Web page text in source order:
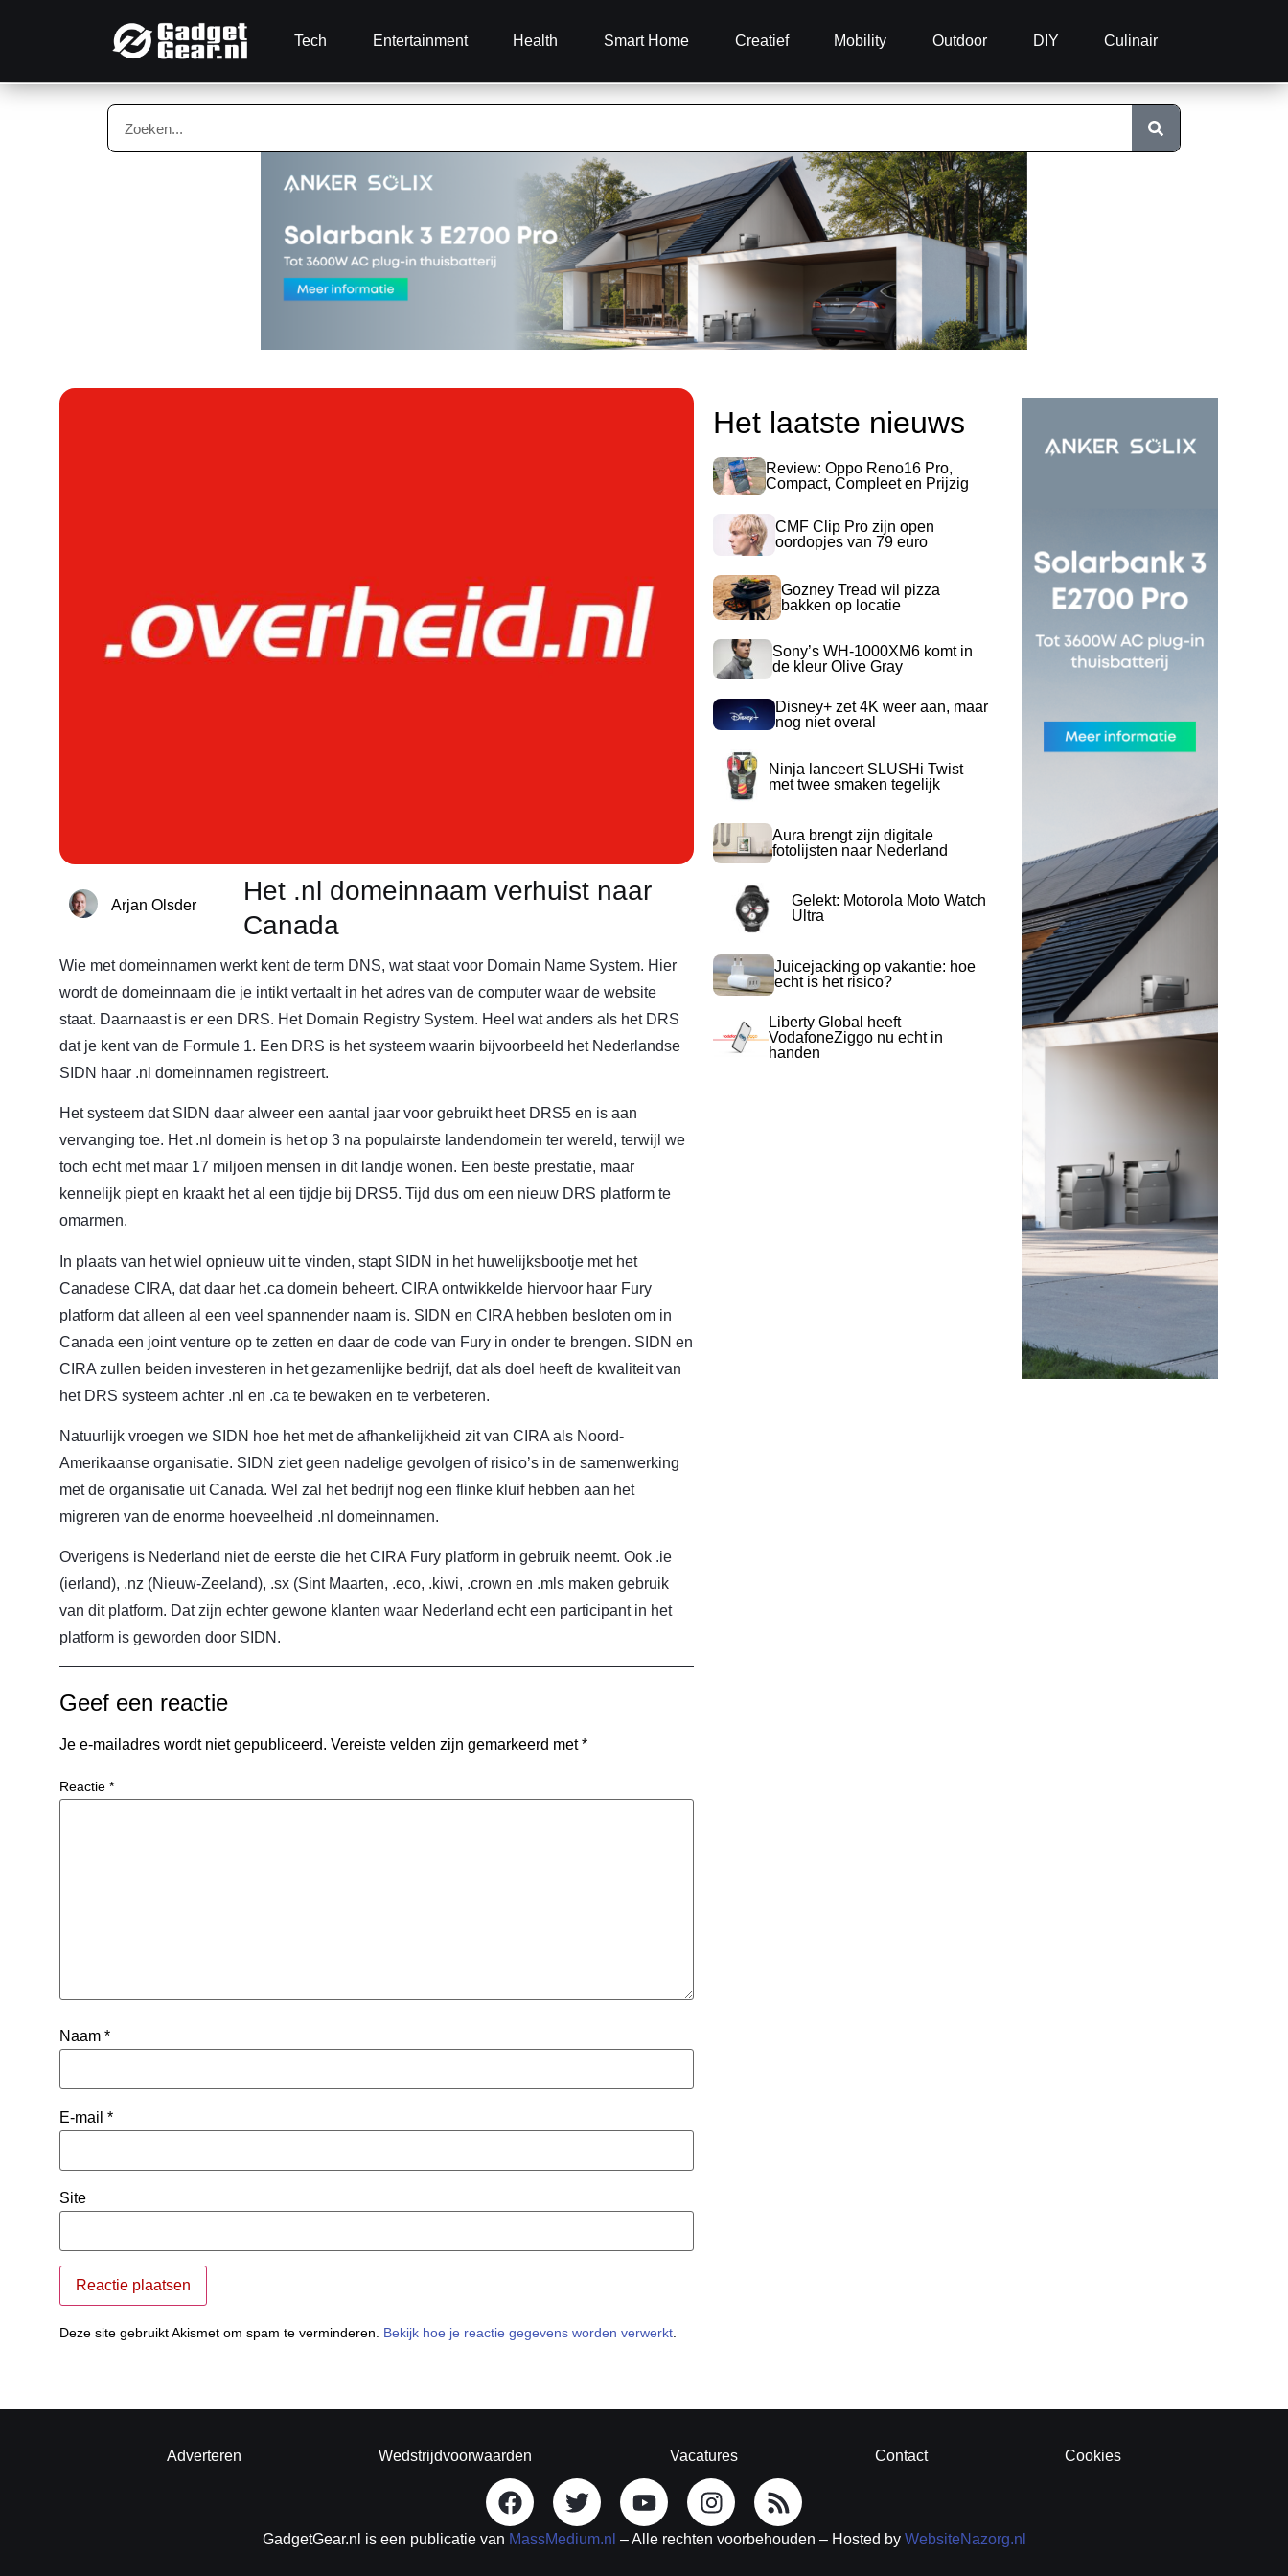
Tech Entertainment Health Smart Home Creatief Mobility Outdoor DIY Culinair
Arjan Olsder
Het .nl domeinnaam verhuist naar
Canada
Wie met domeinnamen werkt kent de term DNS, wat staat voor Domain Name System. Hier
wordt de domeinnaam die je intikt vertaalt in het adres van de computer waar de website
staat. Daarnaast is er een DRS. Het Domain Registry System. Heel wat anders als het DRS
dat je kent van de Formule 1. Een DRS is het systeem waarin bijvoorbeeld het Nederlandse
SIDN haar .nl domeinnamen registreert.
Het systeem dat SIDN daar alweer een aantal jaar voor gebruikt heet DRS5 en is aan
vervanging toe. Het .nl domein is het op 3 na populairste landendomein ter wereld, terwijl we
toch echt met maar 17 miljoen mensen in dit landje wonen. Een beste prestatie, maar
kennelijk piept en kraakt het al een tijdje bij DRS5. Tijd dus om een nieuw DRS platform te
omarmen.
In plaats van het wiel opnieuw uit te vinden, stapt SIDN in het huwelijksbootje met het
Canadese CIRA, dat daar het .ca domein beheert. CIRA ontwikkelde hiervoor haar Fury
platform dat alleen al een veel spannender naam is. SIDN en CIRA hebben besloten om in
Canada een joint venture op te zetten en daar de code van Fury in onder te brengen. SIDN en
CIRA zullen beiden investeren in het gezamenlijke bedrijf, dat als doel heeft de kwaliteit van
het DRS systeem achter .nl en .ca te bewaken en te verbeteren.
Natuurlijk vroegen we SIDN hoe het met de afhankelijkheid zit van CIRA als Noord-
Amerikaanse organisatie. SIDN ziet geen nadelige gevolgen of risico’s in de samenwerking
met de organisatie uit Canada. Wel zal het bedrijf nog een flinke kluif hebben aan het
migreren van de enorme hoeveelheid .nl domeinnamen.
Overigens is Nederland niet de eerste die het CIRA Fury platform in gebruik neemt. Ook .ie
(ierland), .nz (Nieuw-Zeeland), .sx (Sint Maarten, .eco, .kiwi, .crown en .mls maken gebruik
van dit platform. Dat zijn echter gewone klanten waar Nederland echt een participant in het
platform is geworden door SIDN.
Geef een reactie
Je e-mailadres wordt niet gepubliceerd. Vereiste velden zijn gemarkeerd met*
Reactie *
Naam *
E-mail *
Site
Deze site gebruikt Akismet om spam te verminderen. Bekijk hoe je reactie gegevens worden verwerkt
Het laatste nieuws
Review: Oppo Reno16 Pro,
Compact, Compleet en Prijzig
CMF Clip Pro zijn open
oordopjes van 79 euro
Gozney Tread wil pizza
bakken op locatie
Sony’s WH-1000XM6 komt in
de kleur Olive Gray
Disney+ zet 4K weer aan, maar
nog niet overal
Ninja lanceert SLUSHi Twist
met twee smaken tegelijk
Aura brengt zijn digitale
fotolijsten naar Nederland
Gelekt: Motorola Moto Watch
Ultra
Juicejacking op vakantie: hoe
echt is het risico?
Liberty Global heeft
VodafoneZiggo nu echt in
handen
Adverteren Wedstrijdvoorwaarden Vacatures Contact Cookies
GadgetGear.nl is een publicatie van MassMedium.nl – Alle rechten voorbehouden – Hosted by WebsiteNazorg.nl